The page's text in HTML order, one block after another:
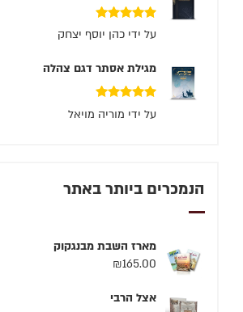
דורג5 מתוך 5
על ידי כהן יוסף יצחק
מגילת אסתר דגם צהלה
דורג5 מתוך 5
על ידי מוריה מויאל
הנמכרים ביותר באתר
מארז השבת מבנגקוק
₪165.00
אצל הרבי